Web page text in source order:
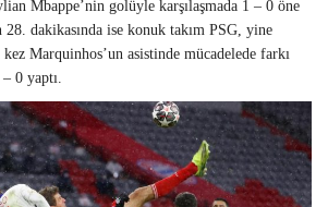
Mbappe’nin golüyle karşılaşmada 1 – 0 öne
28. dakikasında ise konuk takım PSG, yine
Marquinhos’un asistinde mücadelede farkı
0 yaptı.